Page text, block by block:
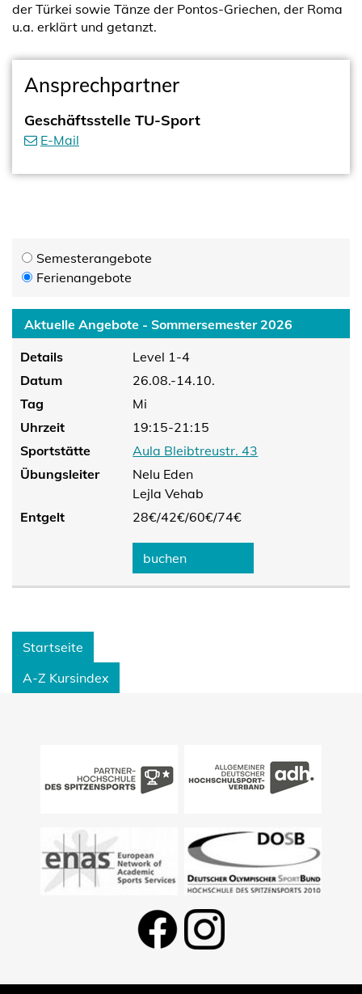
der Türkei sowie Tänze der Pontos-Griechen, der Roma
u.a. erklärt und getanzt.
Ansprechpartner
Geschäftsstelle TU-Sport
E-Mail
Semesterangebote
Ferienangebote
Aktuelle Angebote - Sommersemester 2026
Details
Level 1-4
Datum
26.08.-14.10.
Tag
Mi
Uhrzeit
19:15-21:15
Sportstätte
Aula Bleibtreustr. 43
Übungsleiter
Nelu Eden
Lejla Vehab
Entgelt
28€/42€/60€/74€
buchen
Startseite
A-Z Kursindex